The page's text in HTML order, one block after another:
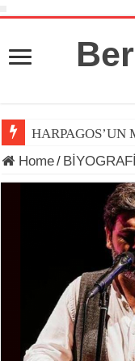
HARPAGOS’UN
Home/ BİYOGRAFİ